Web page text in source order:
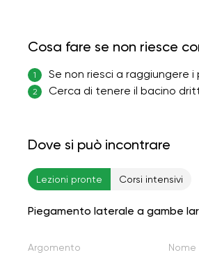
Cosa fare se non riesce
1 Se non riesci a raggiungere
2 Cerca di tenere il bacino
Dove si può incontrare
Lezioni pronte Corsi intensivi
Piegamento laterale a gambe
Argomento Nome